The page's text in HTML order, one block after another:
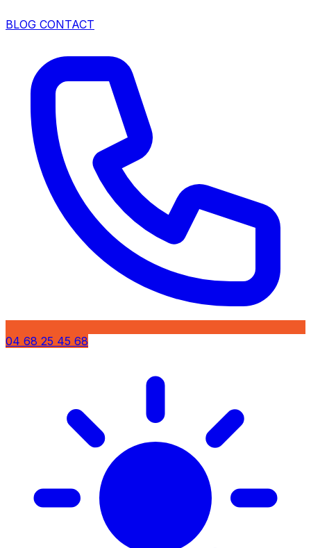
BLOG CONTACT
04 68 25 45 68